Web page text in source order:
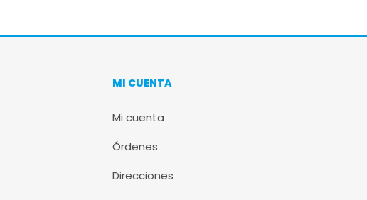
MI CUENTA
Mi cuenta
Órdenes
Direcciones